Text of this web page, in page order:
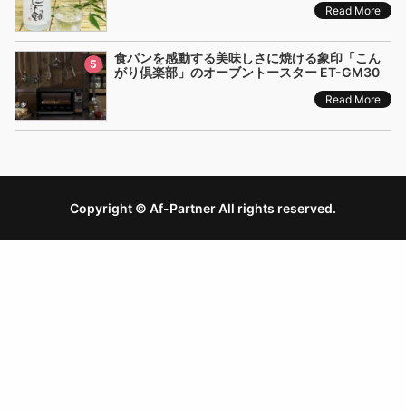
Read More
5
食パンを感動する美味しさに焼ける象印「こん
がり倶楽部」のオーブントースター ET-GM30
Read More
Copyright © Af-Partner All rights reserved.